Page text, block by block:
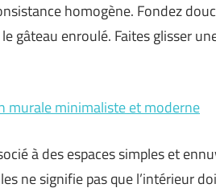
homogène. Fondez
gâteau enroulé. Faites glisser
murale minimaliste et moderne
à des espaces simples et
ne signifie pas que l’intérieur